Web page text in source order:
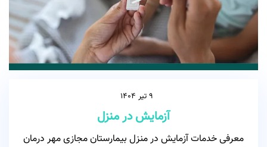
9 تیر 1404
آزمایش در منزل
معرفی خدمات آزمایش در منزل بیمارستان مجازی مهر درمان